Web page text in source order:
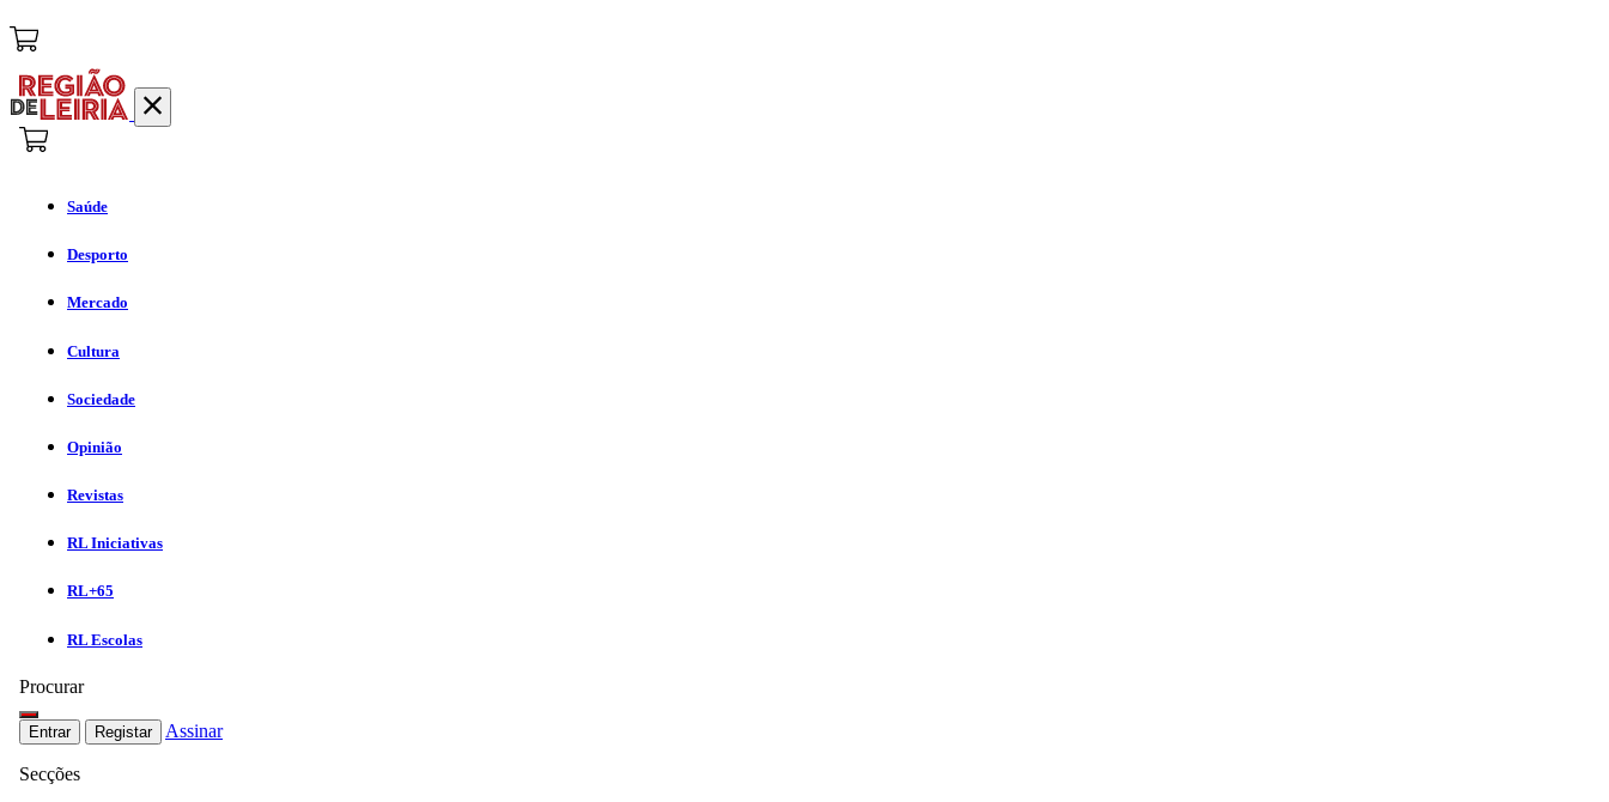
Saúde
Desporto
Mercado
Cultura
Sociedade
Opinião
Revistas
RL Iniciativas
RL+65
RL Escolas
Procurar
Entrar Registar Assinar
Secções